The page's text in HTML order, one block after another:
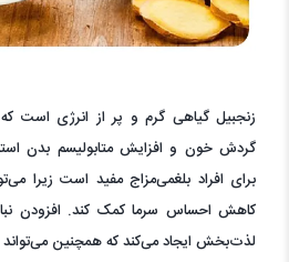
زنجبیل گیاهی گرم و پر از انرژی است
گردش خون و افزایش متابولیسم بدن
برای افراد بلغمی‌مزاج مفید است زیرا
کاهش احساس سرما کمک کند. افزودن
لذت‌بخش ایجاد می‌کند که همچنین می‌تواند